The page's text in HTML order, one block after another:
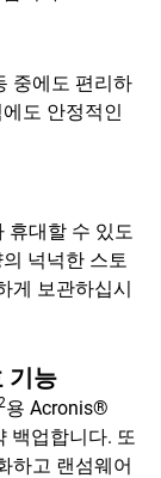
중에도 편리하
도 안정적인
휴대할 수 있도
넉넉한 스토
게 보관하십시
기능
용 Acronis®
백업합니다. 또
하고 랜섬웨어